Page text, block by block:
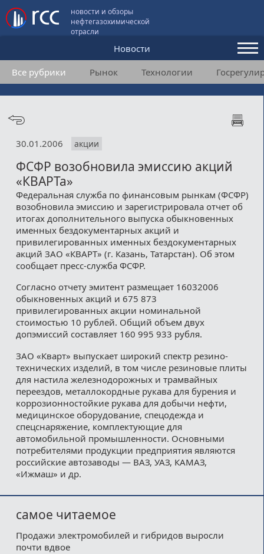
новости и обзоры
нефтегазохимической
отрасли
Новости
Аналитика и мнения
Конференции
Пользовательское соглашение
Медиакит
Контакты
Все рубрики Рынок Технологии
30.01.2006 акции
ФСФР возобновила эмиссию акций
«КВАРТа»
Федеральная служба по финансовым рынкам (ФСФР)
возобновила эмиссию и зарегистрировала отчет об
итогах дополнительного выпуска обыкновенных
именных бездокументарных акций и
привилегированных именных бездокументарных
акций ЗАО «КВАРТ» (г. Казань, Татарстан). Об этом
сообщает пресс-служба ФСФР.
Согласно отчету эмитент размещает 16032006
обыкновенных акций и 675 873
привилегированных акции номинальной
стоимостью 10 рублей. Общий объем двух
допэмиссий составляет 160 995 933 рубля.
ЗАО «Кварт» выпускает широкий спектр резино-
технических изделий, в том числе резиновые плиты
для настила железнодорожных и трамвайных
переездов, металлокордные рукава для бурения и
коррозионностойкие рукава для добычи нефти,
медицинское оборудование, спецодежда и
спецснаряжение, комплектующие для
автомобильной промышленности. Основными
потребителями продукции предприятия являются
российские автозаводы — ВАЗ, УАЗ, КАМАЗ,
«Ижмаш» и др.
самое читаемое
Продажи электромобилей и гибридов выросли
почти вдвое